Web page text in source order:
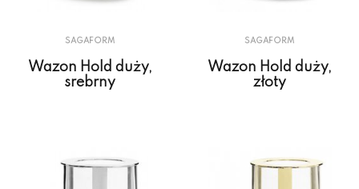
SAGAFORM
Wazon Hold duży,
srebrny
SAGAFORM
Wazon Hold duży,
złoty